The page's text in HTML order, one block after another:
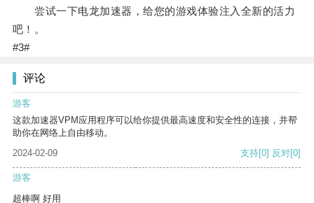
尝试一下电龙加速器，给您的游戏体验注入全新的活力
吧！。
#3#
评论
游客
这款加速器VPM应用程序可以给你提供最高速度和安全性的连接，并帮
助你在网络上自由移动。
2024-02-09
支持[0] 反对[0]
游客
超棒啊 好用